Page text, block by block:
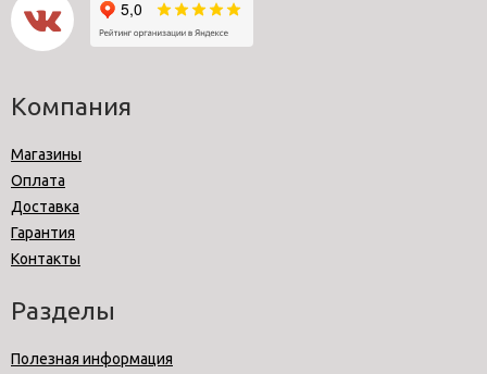
Компания
Магазины
Оплата
Доставка
Гарантия
Контакты
Разделы
Полезная информация